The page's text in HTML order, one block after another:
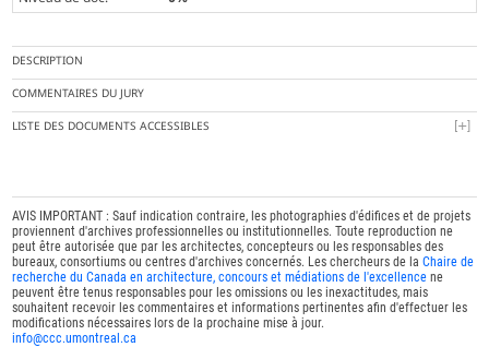
DESCRIPTION
COMMENTAIRES DU JURY
LISTE DES DOCUMENTS ACCESSIBLES
AVIS IMPORTANT : Sauf indication contraire, les photographies d'édifices et de projets
proviennent d'archives professionnelles ou institutionnelles. Toute reproduction ne
peut être autorisée que par les architectes, concepteurs ou les responsables des
bureaux, consortiums ou centres d'archives concernés. Les chercheurs de laChaire de
recherche du Canada en architecture, concours et médiations de l'excellence ne
peuvent être tenus responsables pour les omissions ou les inexactitudes, mais
souhaitent recevoir les commentaires et informations pertinentes afin d'effectuer les
modifications nécessaires lors de la prochaine mise à jour.
info@ccc.umontreal.ca